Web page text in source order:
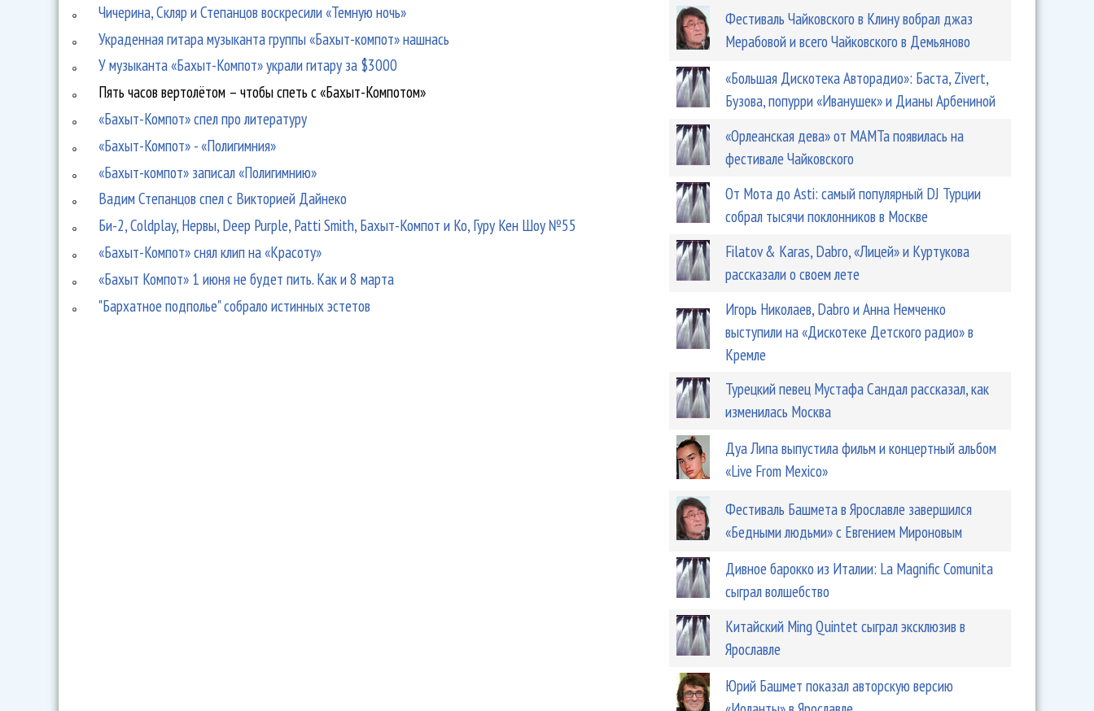
Чичерина, Скляр и Степанцов воскресили «Темную ночь»
Украденная гитара музыканта группы «Бахыт-компот» нашнась
У музыканта «Бахыт-Компот» украли гитару за $3000
Пять часов вертолётом – чтобы спеть с «Бахыт-Компотом»
«Бахыт-Компот» спел про литературу
«Бахыт-Компот» - «Полигимния»
«Бахыт-компот» записал «Полигимнию»
Вадим Степанцов спел с Викторией Дайнеко
Би-2, Coldplay, Нервы, Deep Purple, Patti Smith, Бахыт-Компот и Ко, Гуру Кен Шоу №55
«Бахыт-Компот» снял клип на «Красоту»
«Бахыт Компот» 1 июня не будет пить. Как и 8 марта
"Бархатное подполье" собрало истинных эстетов
Фестиваль Чайковского в Клину вобрал джаз
Мерабовой и всего Чайковского в Демьяново
«Большая Дискотека Авторадио»: Баста, Zivert,
Бузова, попурри «Иванушек» и Дианы Арбениной
«Орлеанская дева» от МАМТа появилась на
фестивале Чайковского
От Мота до Asti: самый популярный DJ Турции
собрал тысячи поклонников в Москве
Filatov & Karas, Dabro, «Лицей» и Куртукова
рассказали о своем лете
Игорь Николаев, Dabro и Анна Немченко
выступили на «Дискотеке Детского радио» в
Кремле
Турецкий певец Мустафа Сандал рассказал, как
изменилась Москва
Дуа Липа выпустила фильм и концертный альбом
«Live From Mexico»
Фестиваль Башмета в Ярославле завершился
«Бедными людьми» с Евгением Мироновым
Дивное барокко из Италии: La Magnific Comunita
сыграл волшебство
Китайский Ming Quintet сыграл эксклюзив в
Ярославле
Юрий Башмет показал авторскую версию